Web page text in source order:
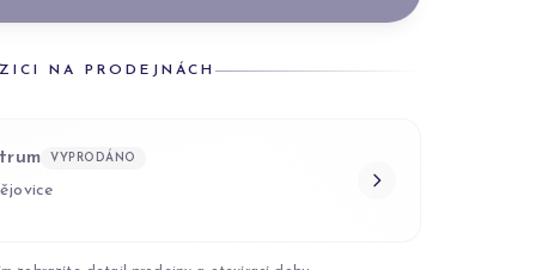
NA PRODEJNÁCH
VYPRODÁNO